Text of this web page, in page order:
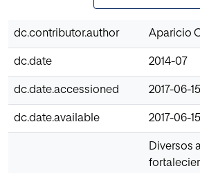
dc.contributor.author Aparicio
dc.date 2014-07
dc.date.accessioned 2017-06-
dc.date.available 2017-06-
Diversos